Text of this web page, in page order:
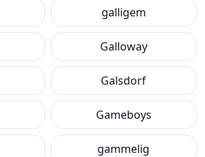
galligem
Galloway
Galsdorf
Gameboys
gammelig